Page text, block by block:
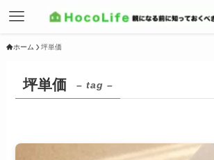
ホーム 坪単価
坪単価 – tag –